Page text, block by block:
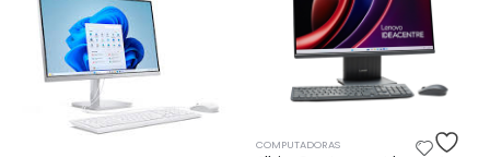
COMPUTADORAS